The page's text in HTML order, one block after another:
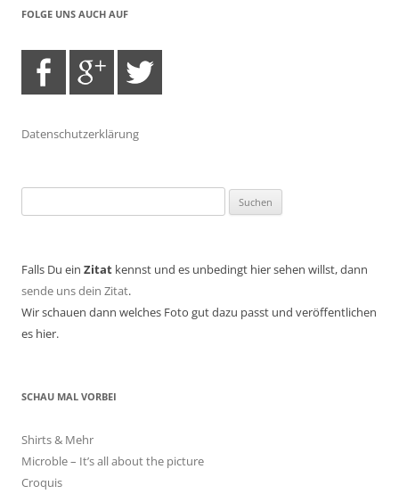
FOLGE UNS AUCH AUF
Datenschutzerklärung
nach:
Falls Du ein Zitat kennst und es unbedingt hier sehen willst, dann
sende uns dein Zitat.
Wir schauen dann welches Foto gut dazu passt und veröffentlichen
es hier.
SCHAU MAL VORBEI
Shirts & Mehr
Microble – It’s all about the picture
Croquis